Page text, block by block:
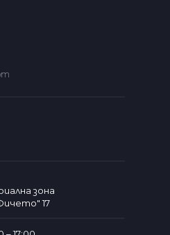
зона
17